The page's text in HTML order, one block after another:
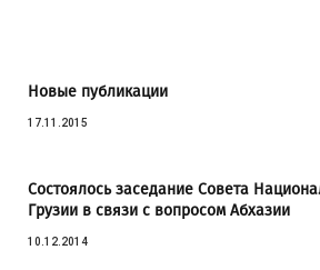
Новые публикации
17.11.2015
Состоялось заседание Совета
Грузии в связи с вопросом Абхазии
10.12.2014